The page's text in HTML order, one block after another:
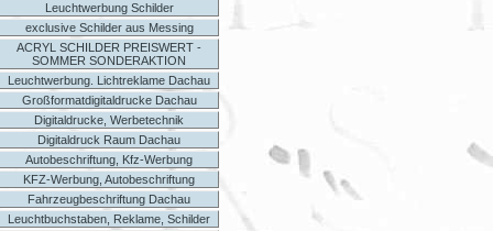
Leuchtwerbung Schilder
exclusive Schilder aus Messing
ACRYL SCHILDER PREISWERT -
SOMMER SONDERAKTION
Leuchtwerbung. Lichtreklame Dachau
Großformatdigitaldrucke Dachau
Digitaldrucke, Werbetechnik
Digitaldruck Raum Dachau
Autobeschriftung, Kfz-Werbung
KFZ-Werbung, Autobeschriftung
Fahrzeugbeschriftung Dachau
Leuchtbuchstaben, Reklame, Schilder